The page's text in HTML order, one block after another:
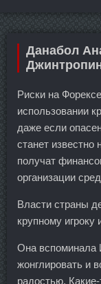
Данабол
Риски на
использовании
даже если
станет
получат
организации
Власти страны
крупному игроку
Она вспоминала
жонглировать и
радостью.